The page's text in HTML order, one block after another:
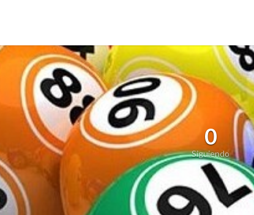
0
Siguiendo